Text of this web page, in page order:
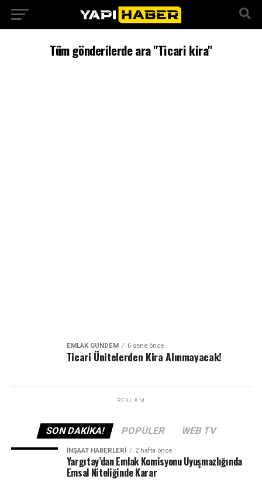
Tüm gönderilerde ara "Ticari kira"
EMLAK GÜNDEM 6 sene önce
Ticari Ünitelerden Kira Alınmayacak!
REKLAM
SON DAKIKA! POPÜLER WEB TV
İNŞAAT HABERLERI 2 hafta önce
Yargıtay’dan Emlak Komisyonu Uyuşmazlığında
Emsal Niteliğinde Karar